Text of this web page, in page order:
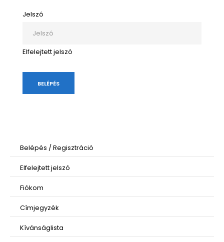
Jelszó
Elfelejtett jelszó
Belépés / Regisztráció
Elfelejtett jelszó
Fiókom
Címjegyzék
Kívánságlista